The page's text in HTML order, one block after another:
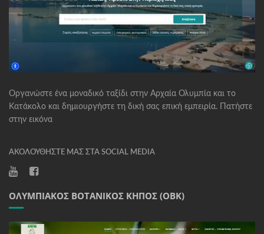
Οργανώστε ένα μοναδικό ταξίδι στην Αρχαία Ολυμπία και το
Κατάκολο και δημιουργήστε τη δική σας επική εμπειρία. Πατήστε
στην εικόνα
ΑΚΟΛΟΥΘΉΣΤΕ ΜΑΣ ΣΤΑ SOCIAL MEDIA
ΟΛΥΜΠΙΑΚΌΣ ΒΟΤΑΝΙΚΌΣ ΚΉΠΟΣ (ΟΒΚ)